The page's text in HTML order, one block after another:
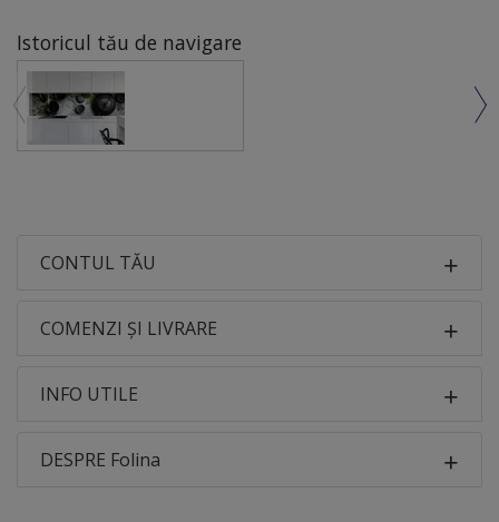
Istoricul tău de navigare
CONTUL TĂU
COMENZI ȘI LIVRARE
INFO UTILE
DESPRE Folina